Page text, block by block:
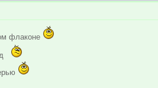
флаконе